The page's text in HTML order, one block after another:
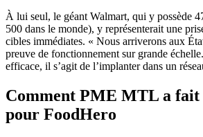
À lui seul, le géant Walmart, qui y possède
500 dans le monde), y représenterait une
cibles immédiates. « Nous arriverons aux
preuve de fonctionnement sur grande
efficace, il s’agit de l’implanter dans un
Comment PME MTL a fait
pour FoodHero